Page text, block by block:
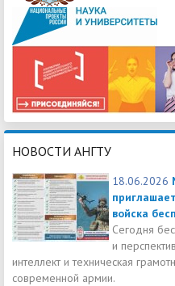
НОВОСТИ АНГТУ
18.06.2026
войска
Сегодня
и
интеллект и техническая
современной армии.